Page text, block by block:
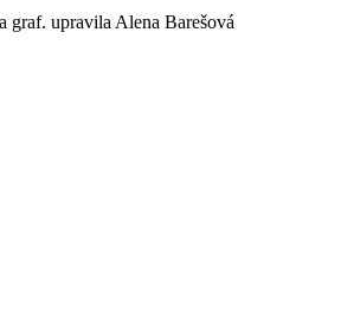
graf. upravila Alena Barešová